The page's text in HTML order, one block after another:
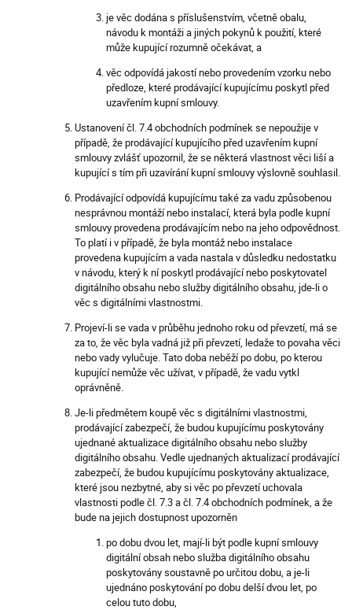
je věc dodána s příslušenstvím, včetně obalu,
návodu k montáži a jiných pokynů k použití, které
může kupující rozumně očekávat, a
věc odpovídá jakostí nebo provedením vzorku nebo
předloze, které prodávající kupujícímu poskytl před
uzavřením kupní smlouvy.
Ustanovení čl. 7.4 obchodních podmínek se nepoužije v
případě, že prodávající kupujícího před uzavřením kupní
smlouvy zvlášť upozornil, že se některá vlastnost věci liší a
kupující s tím při uzavírání kupní smlouvy výslovně souhlasil.
Prodávající odpovídá kupujícímu také za vadu způsobenou
nesprávnou montáží nebo instalací, která byla podle kupní
smlouvy provedena prodávajícím nebo na jeho odpovědnost.
To platí i v případě, že byla montáž nebo instalace
provedena kupujícím a vada nastala v důsledku nedostatku
v návodu, který k ní poskytl prodávající nebo poskytovatel
digitálního obsahu nebo služby digitálního obsahu, jde-li o
věc s digitálními vlastnostmi.
Projeví-li se vada v průběhu jednoho roku od převzetí, má se
za to, že věc byla vadná již při převzetí, ledaže to povaha věci
nebo vady vylučuje. Tato doba neběží po dobu, po kterou
kupující nemůže věc užívat, v případě, že vadu vytkl
oprávněně.
Je-li předmětem koupě věc s digitálními vlastnostmi,
prodávající zabezpečí, že budou kupujícímu poskytovány
ujednané aktualizace digitálního obsahu nebo služby
digitálního obsahu. Vedle ujednaných aktualizací prodávající
zabezpečí, že budou kupujícímu poskytovány aktualizace,
které jsou nezbytné, aby si věc po převzetí uchovala
vlastnosti podle čl. 7.3 a čl. 7.4 obchodních podmínek, a že
bude na jejich dostupnost upozorněn
po dobu dvou let, mají-li být podle kupní smlouvy
digitální obsah nebo služba digitálního obsahu
poskytovány soustavně po určitou dobu, a je-li
ujednáno poskytování po dobu delší dvou let, po
celou tuto dobu,